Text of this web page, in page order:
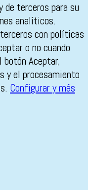
terceros para su
analíticos.
con políticas
o no cuando
Aceptar,
y el procesamiento
Configurar y más